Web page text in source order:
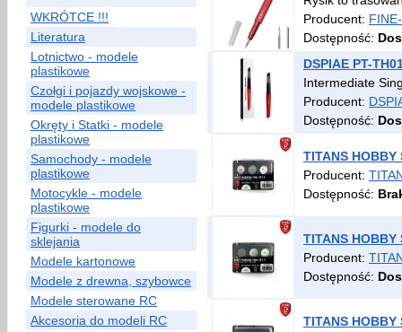
WKRÓTCE !!!
Literatura
Lotnictwo - modele
plastikowe
Czołgi i pojazdy wojskowe -
modele plastikowe
Okręty i Statki - modele
plastikowe
Samochody - modele
plastikowe
Motocykle - modele
plastikowe
Figurki - modele do
sklejania
Modele kartonowe
Modele z drewna, szybowce
Modele sterowane RC
Akcesoria do modeli RC
Producent:
Dostępność:
DSPIAE PT-
Intermediate
Producent:
Dostępność:
TITANS
Producent:
Dostępność:
TITANS
Producent:
Dostępność:
TITANS